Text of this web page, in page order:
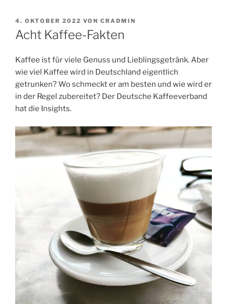
VERÖFFENTLICHT
AM
4. OKTOBER 2022 VON CRADMIN
Acht Kaffee-Fakten
­Kaffee ist für viele Genuss und Lieblingsgetränk. Aber
wie viel Kaffee wird in Deutschland eigentlich
getrunken? Wo schmeckt er am besten und wie wird er
in der Regel zubereitet? Der Deutsche Kaffeeverband
hat die Insights.